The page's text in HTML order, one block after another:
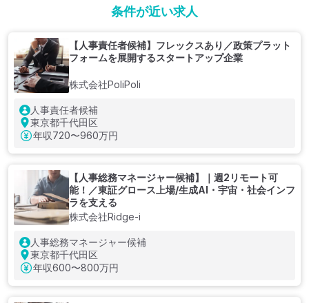
条件が近い求人
【人事責任者候補】フレックスあり／政策プラット
フォームを展開するスタートアップ企業
株式会社PoliPoli
人事責任者候補
東京都千代田区
年収720〜960万円
【人事総務マネージャー候補】｜週2リモート可
能！／東証グロース上場/生成AI・宇宙・社会インフ
ラを支える
株式会社Ridge-i
人事総務マネージャー候補
東京都千代田区
年収600〜800万円